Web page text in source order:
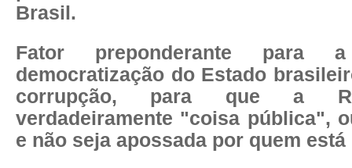
Brasil.
Fator preponderante para
democratização do Estado
corrupção, para que a
verdadeiramente "coisa pública",
e não seja apossada por quem está